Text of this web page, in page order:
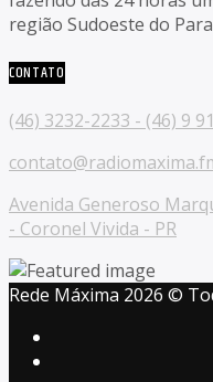
região Sudoeste do
CONTATO
(46) 3232-2233 - (46) 9
Avenida Generoso
- Coronel Vivida - PR
Rede Máxima 2026 ©